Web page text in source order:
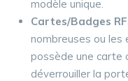
modèle unique.
Cartes/Badges
nombreuses ou les
possède une carte
déverrouiller la